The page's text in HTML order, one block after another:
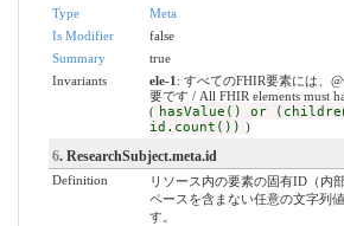
Type
Meta
Is Modifier
false
Summary
true
Invariants
ele-1 : すべてのFHIR要素には、
要です / All FHIR elements must
( hasValue() or
id.count()) )
6. ResearchSubject.meta.id
Definition
リソース内の要素の固有ID（内
ペースを含まない任意の文字列
す。